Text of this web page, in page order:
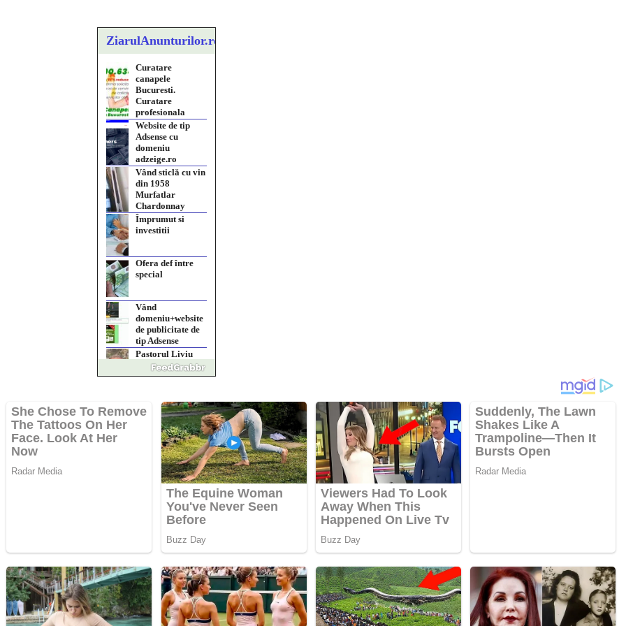
ZiarulAnunturilor.ro
Website de tip
Adsense cu
domeniu
adzeige.ro
Vând sticlă cu vin
din 1958
Murfatlar
Chardonnay
Împrumut si
investitii
Ofera def între
special
domeniu+website
de publicitate de
tip Adsense
Radu a trecut la
Domnul
Anchetă
incendiară la
Gherla, polițist
acuzat de abuz în
cazuri noi în
România
Răcitor de apă CW5000
pentru freze cu laser fără
Răcitor de apă
CW5000 pentru
freze cu laser fără
Cutit cositoare
Creez aplicatie
ANDROID pentru
siteul tau
Creez aplicatie
ANDROID pentru